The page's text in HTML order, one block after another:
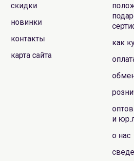
скидки
новинки
контакты
карта сайта
как
и
о нас